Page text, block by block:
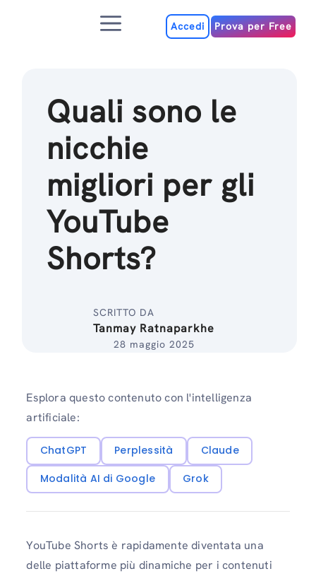
MenuAccedi Prova per Free
Quali sono le
nicchie
migliori per gli
YouTube
Shorts?
SCRITTO DA
Tanmay Ratnaparkhe
28 maggio 2025
Esplora questo contenuto con l'intelligenza
artificiale:
ChatGPT Perplessità
Claude
Modalità AI di Google
Grok
YouTube Shorts è rapidamente diventata una
delle piattaforme più dinamiche per i contenuti